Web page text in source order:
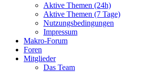
Aktive Themen (24h)
Aktive Themen (7 Tage)
Nutzungsbedingungen
Impressum
Makro-Forum
Foren
Mitglieder
Das Team